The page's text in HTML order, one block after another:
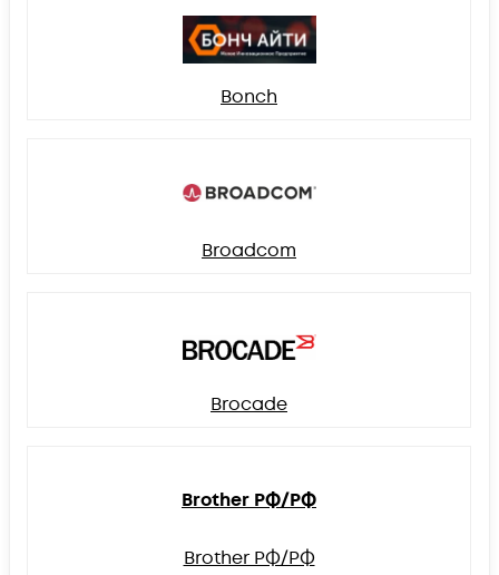
Bonch
Broadcom
Brocade
Brother РФ/РФ
Brother РФ/РФ